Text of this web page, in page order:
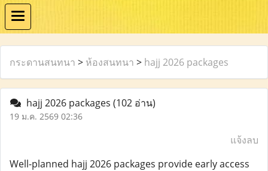
กระดานสนทนา > ห้องสนทนา > hajj 2026 packages
hajj 2026 packages (102 อ่าน)
19 ม.ค. 2569 02:36
แจ้งลบ
Well-planned hajj 2026 packages provide early access